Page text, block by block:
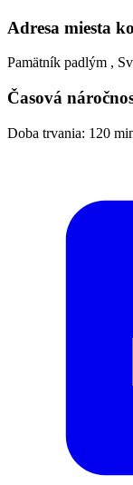
Adresa miesta
Pamätník padlým ,
Časová
Doba trvania: 120